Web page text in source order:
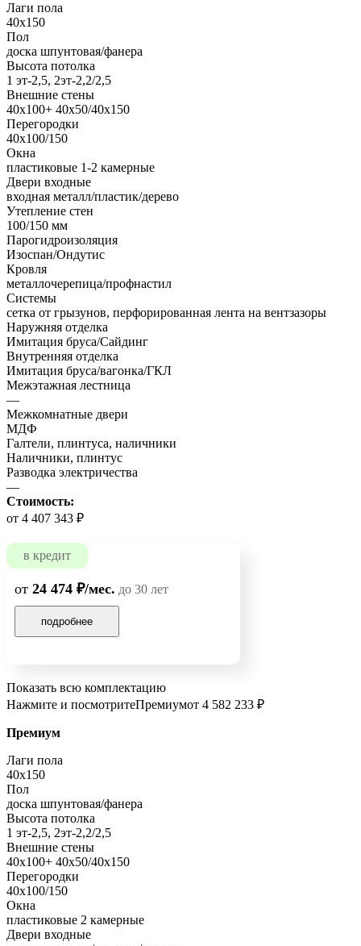
Лаги пола
40х150
Пол
доска шпунтовая/фанера
Высота потолка
1 эт-2,5, 2эт-2,2/2,5
Внешние стены
40х100+ 40х50/40х150
Перегородки
40х100/150
Окна
пластиковые 1-2 камерные
Двери входные
входная металл/пластик/дерево
Утепление стен
100/150 мм
Парогидроизоляция
Изоспан/Ондутис
Кровля
металлочерепица/профнастил
Системы
сетка от грызунов, перфорированная лента на вентзазоры
Наружняя отделка
Имитация бруса/Сайдинг
Внутренняя отделка
Имитация бруса/вагонка/ГКЛ
Межэтажная лестница
—
Межкомнатные двери
МДФ
Галтели, плинтуса, наличники
Наличники, плинтус
Разводка электричества
—
Стоимость:
от 4 407 343 ₽
в кредит
от 24 474 ₽/мес. до 30 лет
подробнее
Показать всю комплектацию
Нажмите и посмотритеПремиумот 4 582 233 ₽
Премиум
Лаги пола
40х150
Пол
доска шпунтовая/фанера
Высота потолка
1 эт-2,5, 2эт-2,2/2,5
Внешние стены
40х100+ 40х50/40х150
Перегородки
40х100/150
Окна
пластиковые 2 камерные
Двери входные